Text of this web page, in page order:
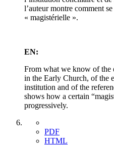
l’auteur montre comment
« magistérielle ».
EN:
From what we know of the
in the Early Church, of the
institution and of the
shows how a certain
progressively.
PDF
HTML